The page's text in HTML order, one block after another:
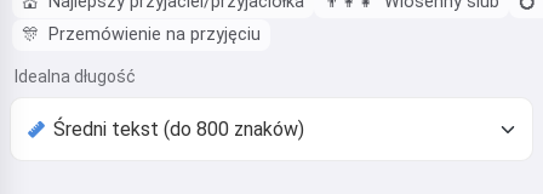
🎊
Przemówienie na przyjęciu
Idealna długość